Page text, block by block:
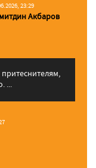
23:29
Акбаров
...